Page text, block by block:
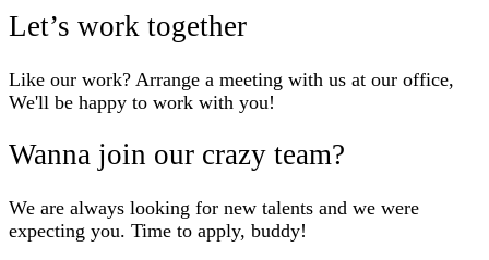
Let’s work together
Like our work? Arrange a meeting with us at our office,
We'll be happy to work with you!
Wanna join our crazy team?
We are always looking for new talents and we were
expecting you. Time to apply, buddy!